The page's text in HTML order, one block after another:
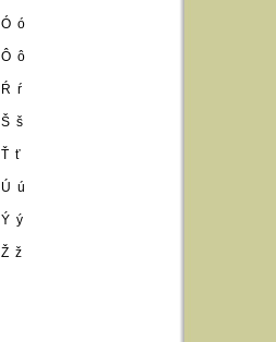
Ó ó
Ô ô
Ŕ ŕ
Š š
Ť ť
Ú ú
Ý ý
Ž ž